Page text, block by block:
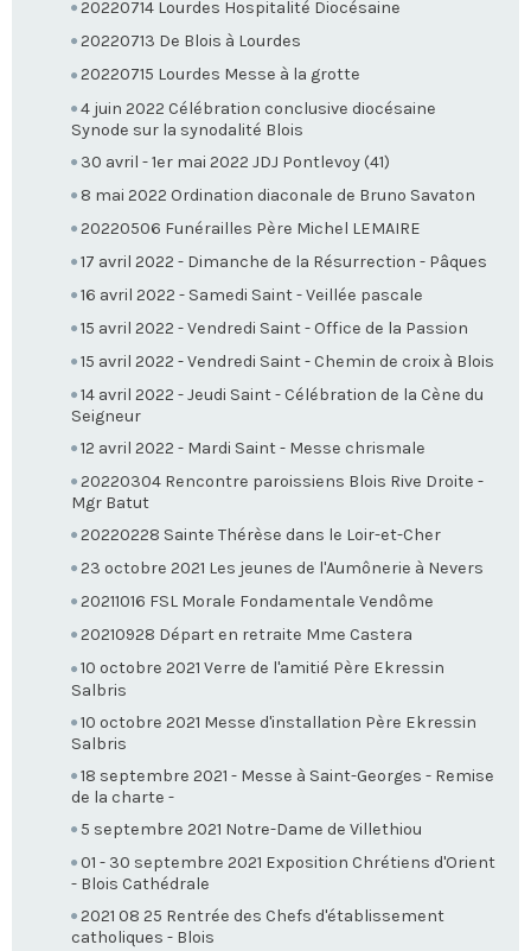
20220714 Lourdes Hospitalité Diocésaine
20220713 De Blois à Lourdes
20220715 Lourdes Messe à la grotte
4 juin 2022 Célébration conclusive diocésaine
Synode sur la synodalité Blois
30 avril - 1er mai 2022 JDJ Pontlevoy (41)
8 mai 2022 Ordination diaconale de Bruno Savaton
20220506 Funérailles Père Michel LEMAIRE
17 avril 2022 - Dimanche de la Résurrection - Pâques
16 avril 2022 - Samedi Saint - Veillée pascale
15 avril 2022 - Vendredi Saint - Office de la Passion
15 avril 2022 - Vendredi Saint - Chemin de croix à Blois
14 avril 2022 - Jeudi Saint - Célébration de la Cène du
Seigneur
12 avril 2022 - Mardi Saint - Messe chrismale
20220304 Rencontre paroissiens Blois Rive Droite -
Mgr Batut
20220228 Sainte Thérèse dans le Loir-et-Cher
23 octobre 2021 Les jeunes de l'Aumônerie à Nevers
20211016 FSL Morale Fondamentale Vendôme
20210928 Départ en retraite Mme Castera
10 octobre 2021 Verre de l'amitié Père Ekressin
Salbris
10 octobre 2021 Messe d'installation Père Ekressin
Salbris
18 septembre 2021 - Messe à Saint-Georges - Remise
de la charte -
5 septembre 2021 Notre-Dame de Villethiou
01 - 30 septembre 2021 Exposition Chrétiens d'Orient
- Blois Cathédrale
2021 08 25 Rentrée des Chefs d'établissement
catholiques - Blois